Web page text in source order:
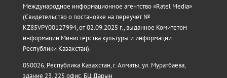
Международное информационное агентство «Ratel Media»
(Свидетельство о постановке на переучёт №
KZ85VPY00127994, от 02.09.2025 г., выданное Комитетом
информации Министерства культуры и информации
Республики Казахстан).
050026, Республика Казахстан, г. Алматы, ул. Муратбаева,
здание 23, 225 офис, БЦ Дарын